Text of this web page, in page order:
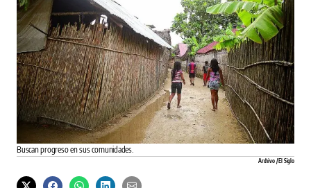
Buscan progreso en sus comunidades.
Archivo / El Siglo